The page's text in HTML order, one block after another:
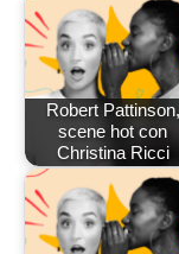
Robert Pattinson,
scene hot con
Christina Ricci